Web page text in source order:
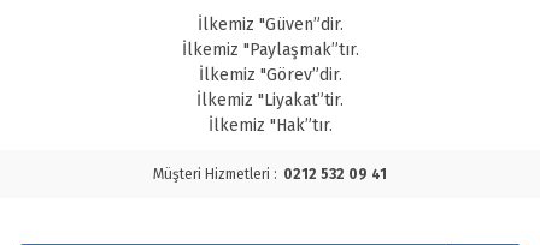
İlkemiz "Güven”dir.
İlkemiz "Paylaşmak”tır.
İlkemiz "Görev”dir.
İlkemiz "Liyakat”tir.
İlkemiz "Hak”tır.
Müşteri Hizmetleri : 0212 532 09 41